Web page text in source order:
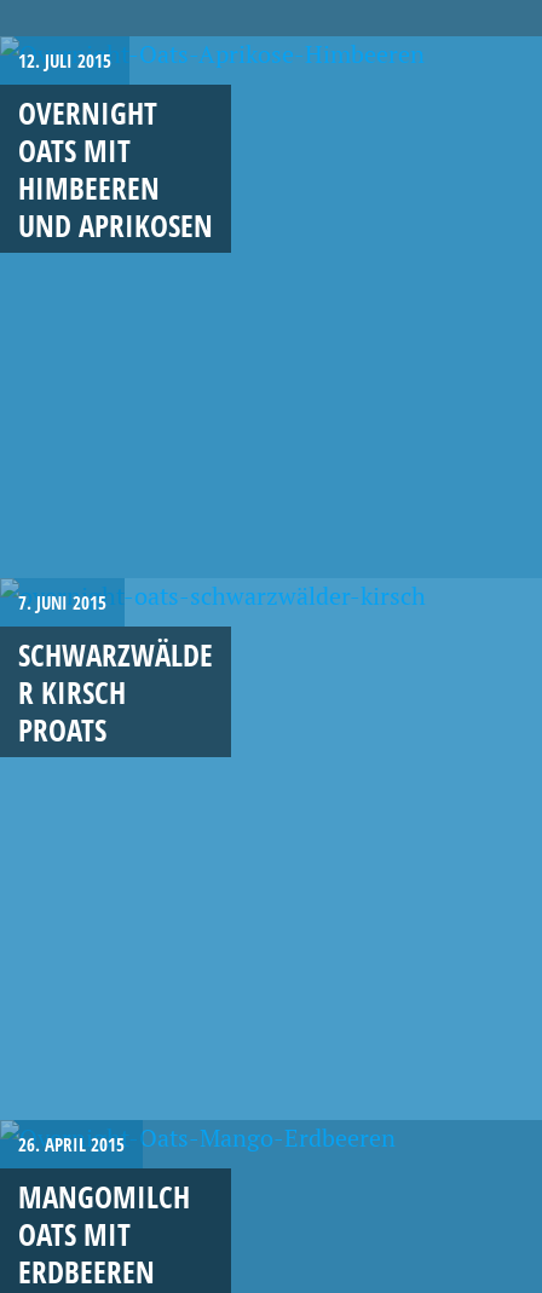
12. JULI 2015
OVERNIGHT
OATS MIT
HIMBEEREN
UND APRIKOSEN
7. JUNI 2015
SCHWARZWÄLDE
R KIRSCH
PROATS
26. APRIL 2015
MANGOMILCH
OATS MIT
ERDBEEREN